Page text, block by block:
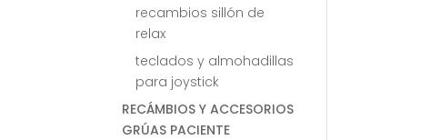
recambios sillón de
relax
teclados y almohadillas
para joystick
RECÁMBIOS Y ACCESORIOS
GRÚAS PACIENTE